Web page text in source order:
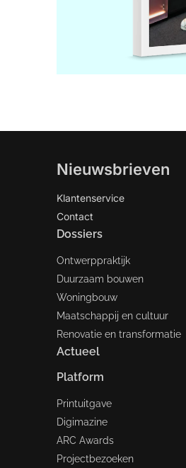
Nieuwsbrieven
Klantenservice
Contact
Dossiers
Ontwerppraktijk
Duurzaam bouwen
Woningbouw
Maatschappij en cultuur
Renovatie en transformatie
Actueel
Platform
Printuitgave
Digimazine
ARC Awards
Projectbezoeken